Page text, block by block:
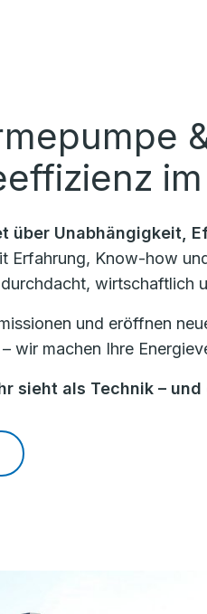
über Unabhängigkeit,
Erfahrung, Know-how
wirtschaftlich
und eröffnen
wir machen Ihre
sieht als Technik –